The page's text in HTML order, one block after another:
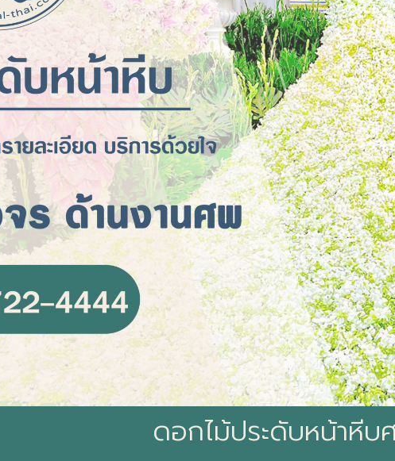
ดอกไม้ประดับหน้าหีบ